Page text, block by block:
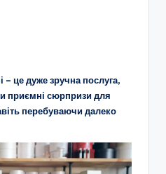
– це дуже зручна послуга,
приємні сюрпризи для
перебуваючи далеко